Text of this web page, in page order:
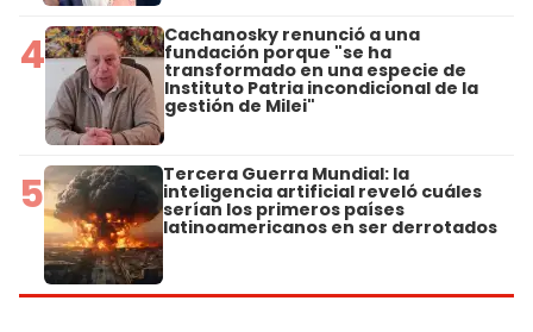
4 Cachanosky renunció a una
fundación porque "se ha
transformado en una especie de
Instituto Patria incondicional de la
gestión de Milei"
5 Tercera Guerra Mundial: la
inteligencia artificial reveló cuáles
serían los primeros países
latinoamericanos en ser derrotados